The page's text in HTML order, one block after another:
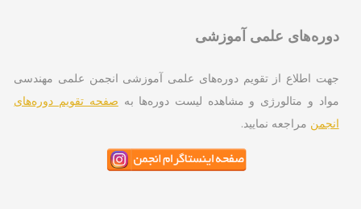
علمی آموزشی
اطلاع از تقویم دوره‌های علمی آموزشی انجمن علمی مهندسی
و متالورژی و مشاهده لیست دوره‌ها بهصفحه تقویم دوره‌های
مراجعه نمایید.